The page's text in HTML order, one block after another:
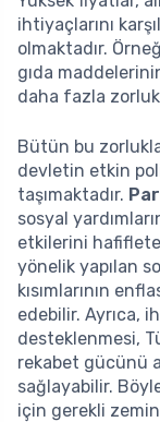
ihtiyaçlarını
olmaktadır.
gıda
daha fazla
Bütün bu
devletin etkin
taşımaktadır.
sosyal
etkilerini
yönelik yapılan
kısımlarının
edebilir. Ayrıca,
desteklenmesi,
rekabet gücünü
sağlayabilir.
için gerekli